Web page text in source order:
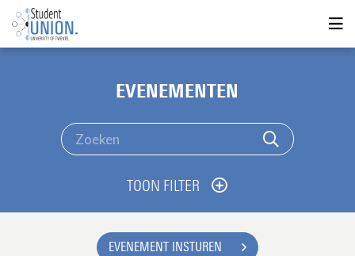
EVENEMENTEN
TOON FILTER
EVENEMENT INSTUREN